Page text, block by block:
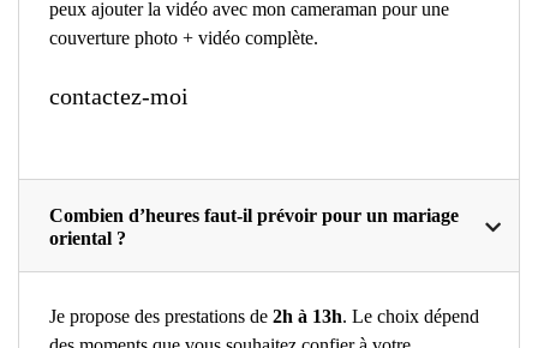
peux ajouter la vidéo avec mon cameraman pour une
couverture photo + vidéo complète.
contactez-moi
Combien d’heures faut-il prévoir pour un mariage
oriental ?
Je propose des prestations de 2h à 13h. Le choix dépend